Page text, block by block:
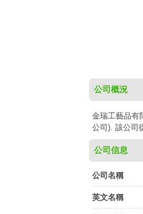
公司概況
金瑞工藝品有
公司). 該公司
公司信息
公司名稱
英文名稱